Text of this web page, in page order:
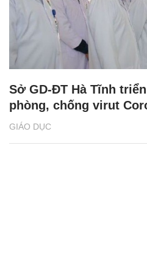
GIÁO DỤC
Sở GD-ĐT Hà Tĩnh
phòng, chống virut